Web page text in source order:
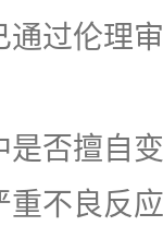
通过伦理
是否擅自
重不良反